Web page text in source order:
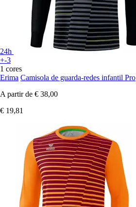
24h
+-3
1 cores
Erima Camisola de guarda-redes infantil Pro
A partir de € 38,00
€ 19,81